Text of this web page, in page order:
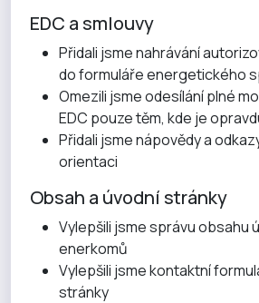
EDC a smlouvy
Přidali jsme nahrávání
do formuláře energetického
Omezili jsme odesílání plné
EDC pouze těm, kde je
Přidali jsme nápovědy a
orientaci
Obsah a úvodní stránky
Vylepšili jsme správu obsahu
enerkomů
Vylepšili jsme kontaktní
stránky